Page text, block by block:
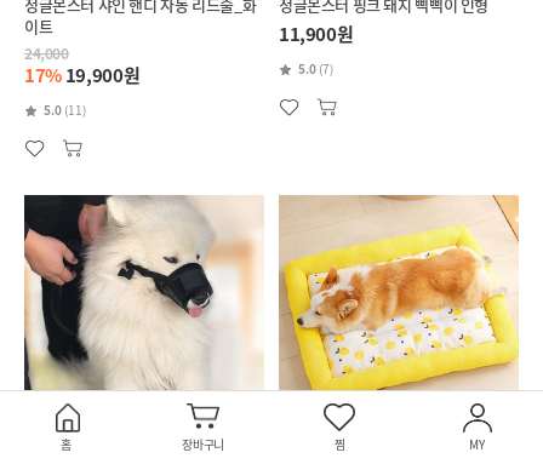
이트
24,000
17%19,900원
5.0 (11)
11,900원
5.0 (7)
[마지막 재고할인] 정글몬스터 메쉬 블 정글몬스터 레몬 쿨매트 방석
홈 장바구니 찜 MY